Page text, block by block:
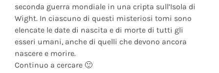
seconda guerra mondiale in una cripta sull’Isola di
Wight. In ciascuno di questi misteriosi tomi sono
elencate le date di nascita e di morte di tutti gli
esseri umani, anche di quelli che devono ancora
nascere e morire.
Continuo a cercare 🙂